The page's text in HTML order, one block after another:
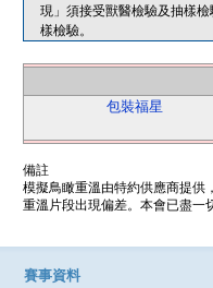
現」須接受獸醫檢驗及抽樣
樣檢驗。
包裝福星
備註
模擬鳥瞰重溫由特約供應商提供
重溫片段出現偏差。本會已盡一
賽事資料